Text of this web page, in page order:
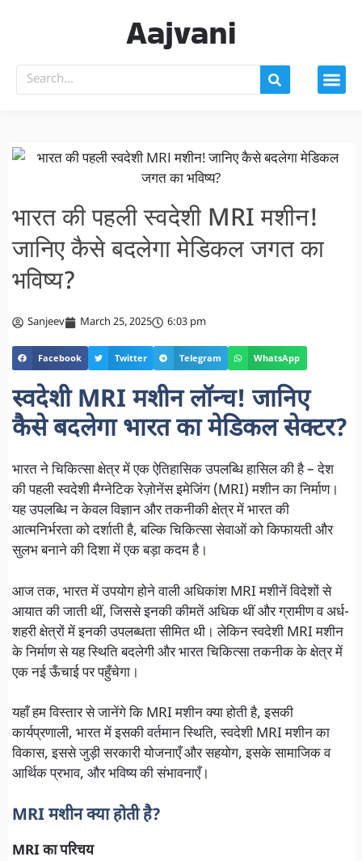
Aajvani
भारत की पहली स्वदेशी MRI मशीन!
जानिए कैसे बदलेगा मेडिकल जगत का
भविष्य?
Sanjeev March 25, 2025 6:03 pm
Facebook Twitter Telegram WhatsApp
स्वदेशी MRI मशीन लॉन्च! जानिए
कैसे बदलेगा भारत का मेडिकल सेक्टर?
भारत ने चिकित्सा क्षेत्र में एक ऐतिहासिक उपलब्धि हासिल की है – देश
की पहली स्वदेशी मैग्नेटिक रेज़ोनेंस इमेजिंग (MRI) मशीन का निर्माण।
यह उपलब्धि न केवल विज्ञान और तकनीकी क्षेत्र में भारत की
आत्मनिर्भरता को दर्शाती है, बल्कि चिकित्सा सेवाओं को किफायती और
सुलभ बनाने की दिशा में एक बड़ा कदम है।
आज तक, भारत में उपयोग होने वाली अधिकांश MRI मशीनें विदेशों से
आयात की जाती थीं, जिससे इनकी कीमतें अधिक थीं और ग्रामीण व अर्ध-
शहरी क्षेत्रों में इनकी उपलब्धता सीमित थी। लेकिन स्वदेशी MRI मशीन
के निर्माण से यह स्थिति बदलेगी और भारत चिकित्सा तकनीक के क्षेत्र में
एक नई ऊँचाई पर पहुँचेगा।
यहाँ हम विस्तार से जानेंगे कि MRI मशीन क्या होती है, इसकी
कार्यप्रणाली, भारत में इसकी वर्तमान स्थिति, स्वदेशी MRI मशीन का
विकास, इससे जुड़ी सरकारी योजनाएँ और सहयोग, इसके सामाजिक व
आर्थिक प्रभाव, और भविष्य की संभावनाएँ।
MRI मशीन क्या होती है?
MRI का परिचय